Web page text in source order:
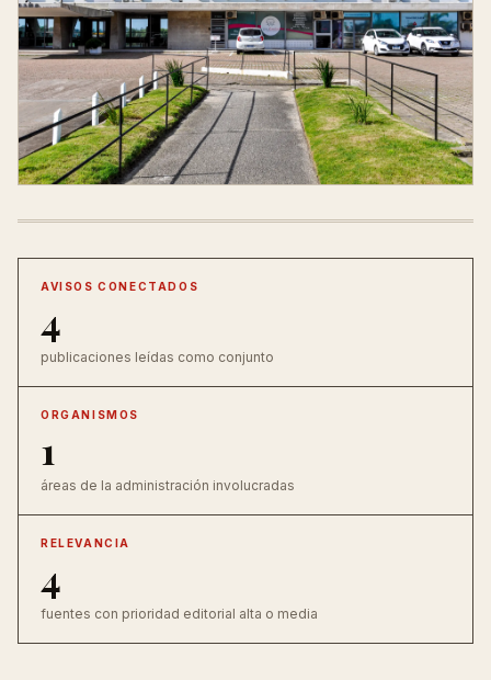
AVISOS CONECTADOS
4
publicaciones leídas como conjunto
ORGANISMOS
1
áreas de la administración involucradas
RELEVANCIA
4
fuentes con prioridad editorial alta o media